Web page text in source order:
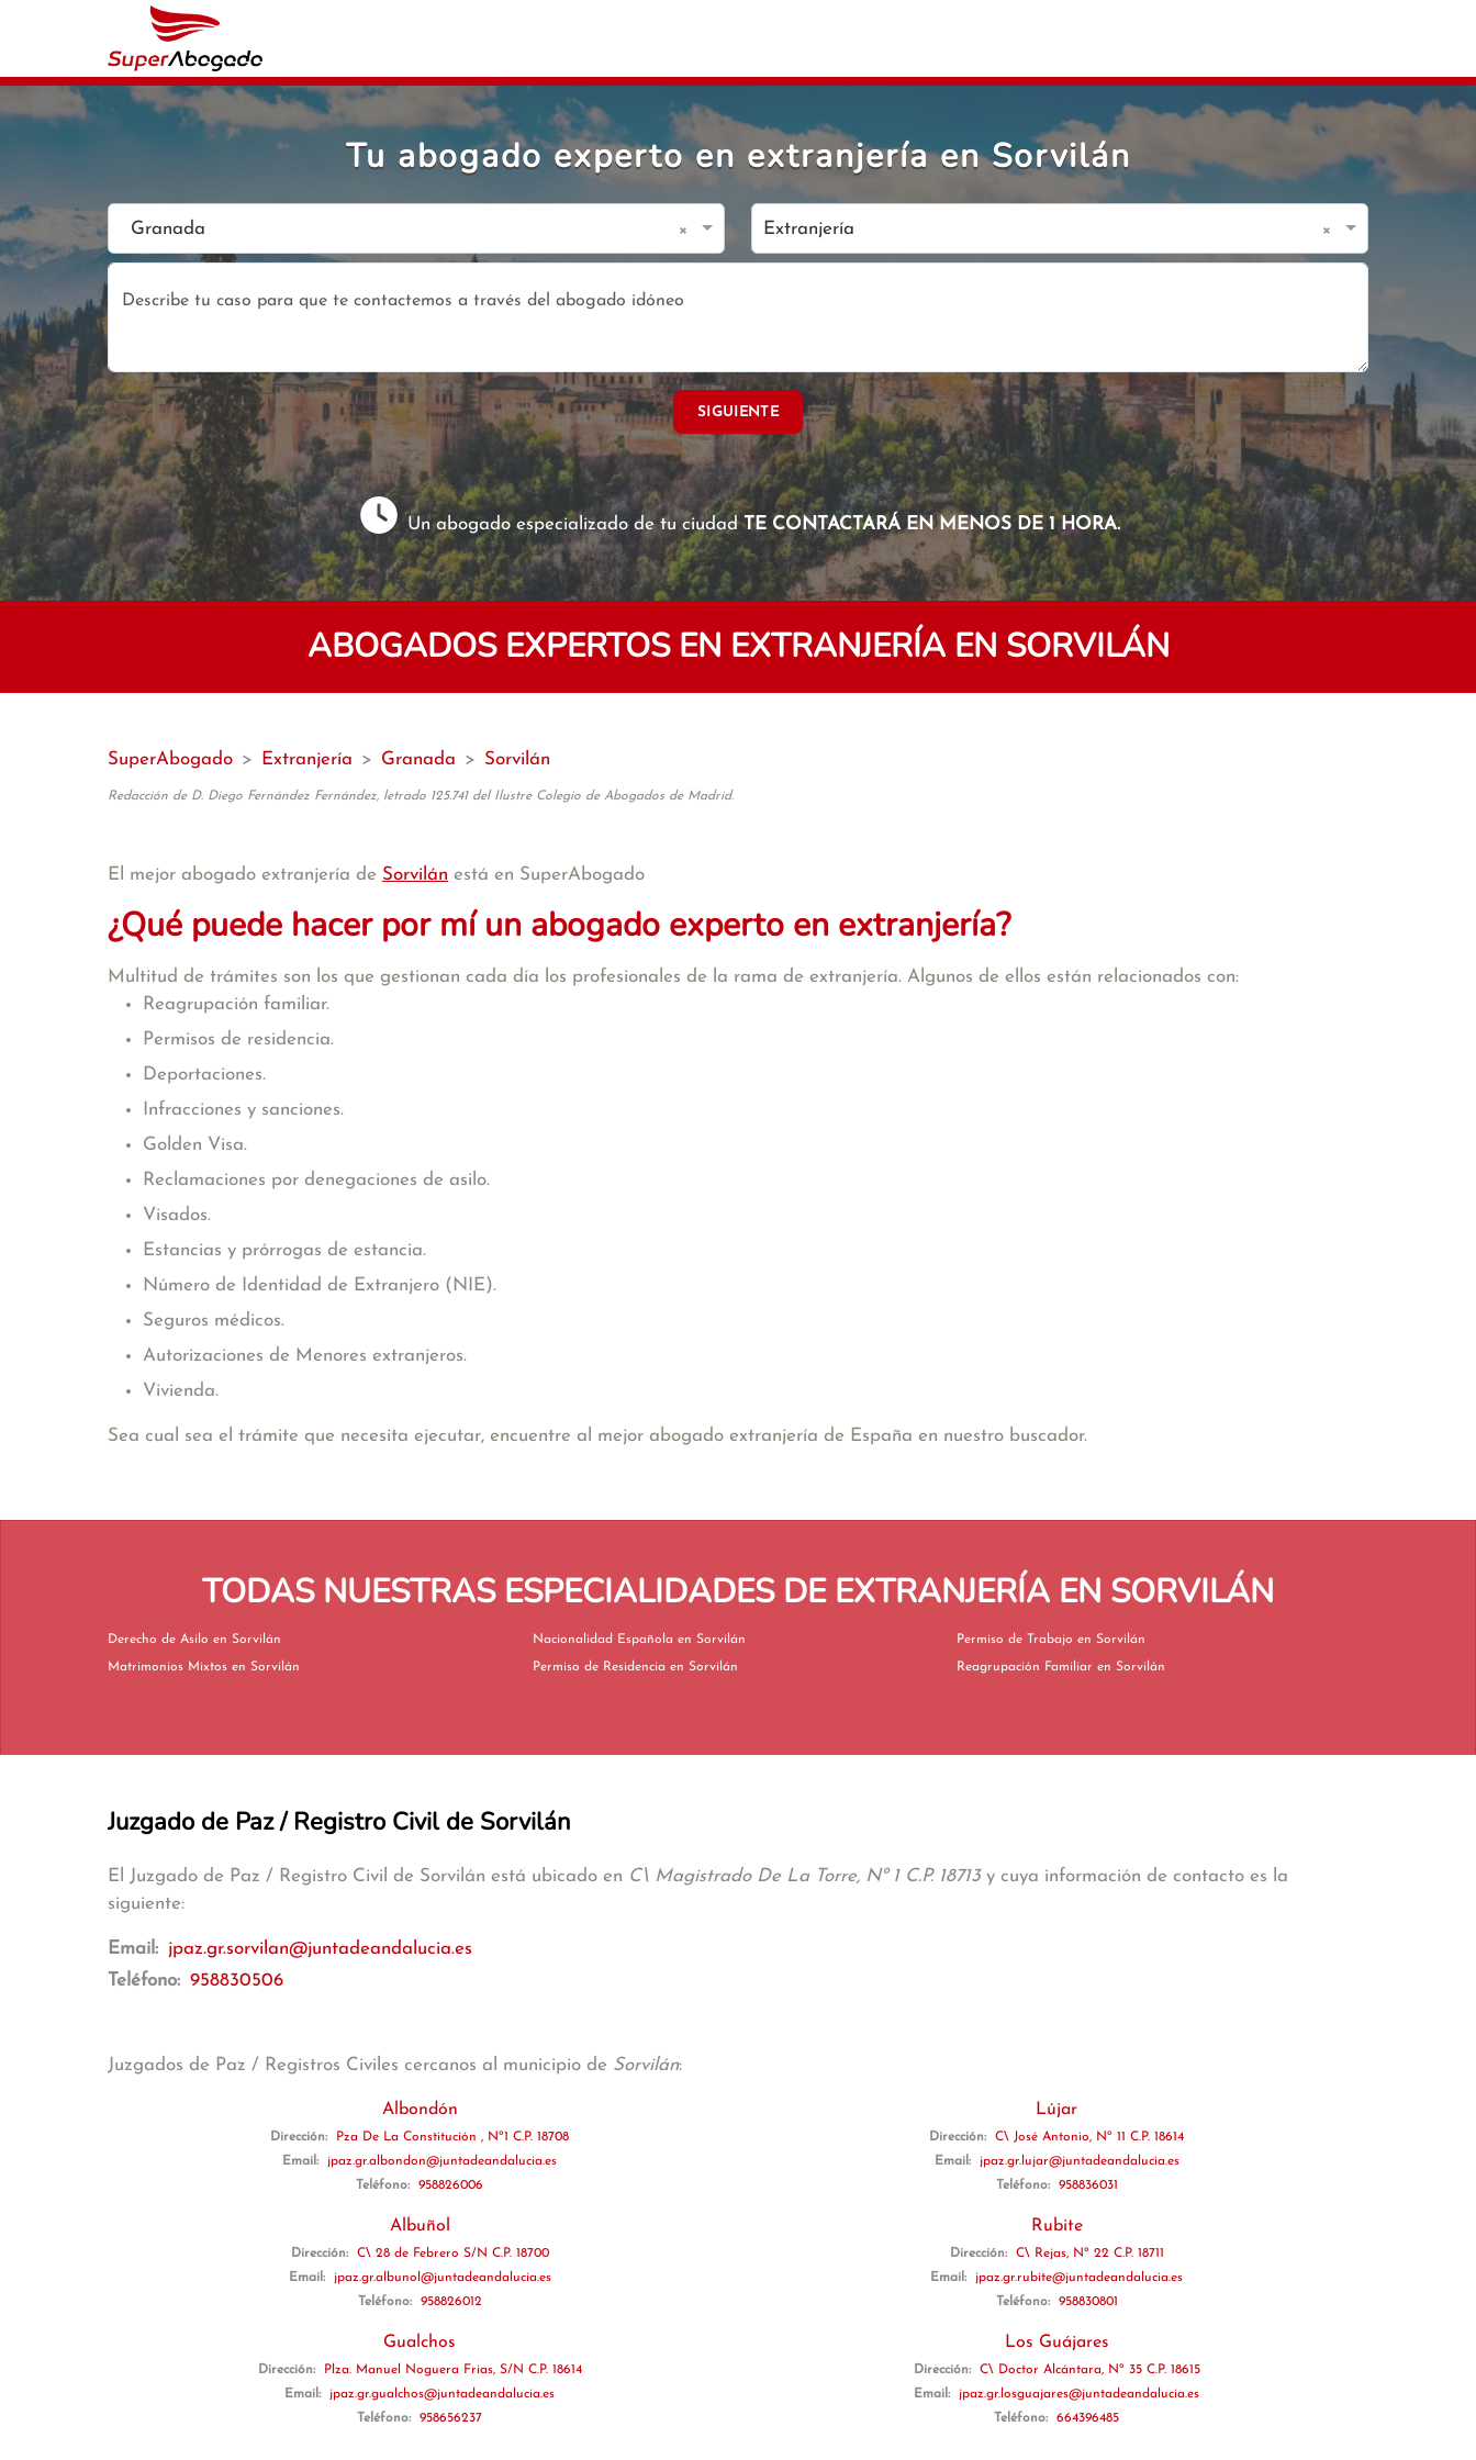
Tu abogado experto en extranjería en Sorvilán
Granada × Extranjería ×
SIGUIENTE
Un abogado especializado de tu ciudadTE CONTACTARÁ EN MENOS DE 1 HORA.
ABOGADOS EXPERTOS EN EXTRANJERÍA EN SORVILÁN
SuperAbogado > Extranjería > Granada > Sorvilán
Redacción de D. Diego Fernández Fernández, letrado 125.741 del Ilustre Colegio de Abogados de Madrid.
El mejor abogado extranjería de Sorvilán está en SuperAbogado
¿Qué puede hacer por mí un abogado experto en extranjería?
Multitud de trámites son los que gestionan cada día los profesionales de la rama de extranjería. Algunos de ellos están relacionados con:
Reagrupación familiar.
Permisos de residencia.
Deportaciones.
Infracciones y sanciones.
Golden Visa.
Reclamaciones por denegaciones de asilo.
Visados.
Estancias y prórrogas de estancia.
Número de Identidad de Extranjero (NIE).
Seguros médicos.
Autorizaciones de Menores extranjeros.
Vivienda.
Sea cual sea el trámite que necesita ejecutar, encuentre al mejor abogado extranjería de España en nuestro buscador.
TODAS NUESTRAS ESPECIALIDADES DE EXTRANJERÍA EN SORVILÁN
Derecho de Asilo en Sorvilán
Matrimonios Mixtos en Sorvilán
Nacionalidad Española en Sorvilán
Permiso de Residencia en Sorvilán
Permiso de Trabajo en Sorvilán
Reagrupación Familiar en Sorvilán
Juzgado de Paz / Registro Civil de Sorvilán
El Juzgado de Paz / Registro Civil de Sorvilán está ubicado en C\ Magistrado De La Torre, Nº 1 C.P. 18713y cuya información de contacto es la
siguiente:
Email: jpaz.gr.sorvilan@juntadeandalucia.es
Teléfono: 958830506
Juzgados de Paz / Registros Civiles cercanos al municipio de Sorvilán:
Albondón
Dirección:
Pza De La Constitución , Nº1 C.P. 18708
Email:
jpaz.gr.albondon@juntadeandalucia.es
Teléfono:
958826006
Albuñol
Dirección:
C\ 28 de Febrero S/N C.P. 18700
Email:
jpaz.gr.albunol@juntadeandalucia.es
Teléfono:
958826012
Gualchos
Dirección:
Plza. Manuel Noguera Frias, S/N C.P. 18614
Email:
jpaz.gr.gualchos@juntadeandalucia.es
Teléfono:
958656237
Lújar
Dirección:
C\ José Antonio, Nº 11 C.P. 18614
Email:
jpaz.gr.lujar@juntadeandalucia.es
Teléfono:
958836031
Rubite
Dirección:
C\ Rejas, Nº 22 C.P. 18711
Email:
jpaz.gr.rubite@juntadeandalucia.es
Teléfono:
958830801
Los Guájares
Dirección:
C\ Doctor Alcántara, Nº 35 C.P. 18615
Email:
jpaz.gr.losguajares@juntadeandalucia.es
Teléfono:
664396485